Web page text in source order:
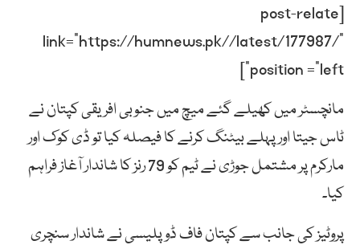
[post-relate
link=”https://humnews.pk//latest/177987/”
position =”left”]
مانچسٹر میں کھیلے گئے میچ میں جنوبی افریقی کپتان نے
ٹاس جیتا اور پہلے بیٹنگ کرنے کا فیصلہ کیا تو ڈی کوک اور
مارکرم پر مشتمل جوڑی نے ٹیم کو 79 رنز کا شاندار آغاز فراہم
کیا۔
پروٹیز کی جانب سے کپتان فاف ڈوپلیسی نے شاندار سنچری